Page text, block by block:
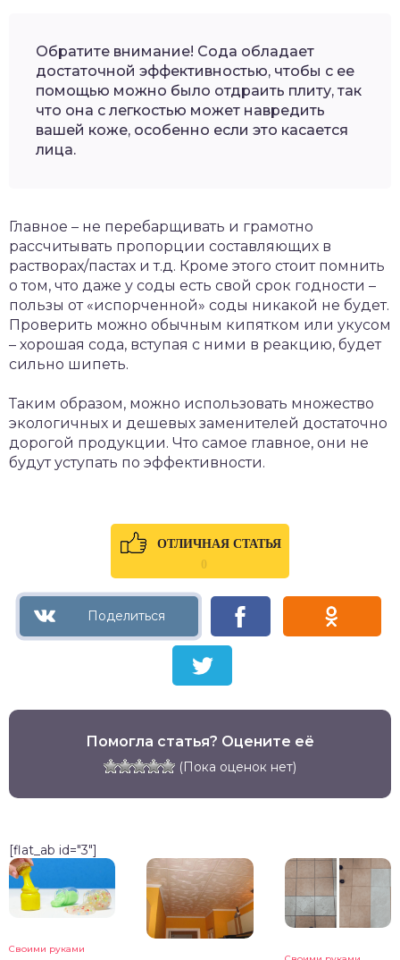
Обратите внимание! Сода обладает
достаточной эффективностью, чтобы с ее
помощью можно было отдраить плиту, так
что она с легкостью может навредить
вашей коже, особенно если это касается
лица.
Главное – не перебарщивать и грамотно
рассчитывать пропорции составляющих в
растворах/пастах и т.д. Кроме этого стоит помнить
о том, что даже у соды есть свой срок годности –
пользы от «испорченной» соды никакой не будет.
Проверить можно обычным кипятком или укусом
– хорошая сода, вступая с ними в реакцию, будет
сильно шипеть.
Таким образом, можно использовать множество
экологичных и дешевых заменителей достаточно
дорогой продукции. Что самое главное, они не
будут уступать по эффективности.
ОТЛИЧНАЯ СТАТЬЯ
0
Помогла статья? Оцените её
(Пока оценок нет)
[flat_ab id="3"]
Своими руками